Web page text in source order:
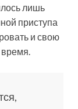
лишь
приступа
и свою
время.